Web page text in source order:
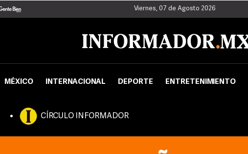
Viernes, 07 de Agosto 2026
MÉXICO INTERNACIONAL DEPORTE ENTRETENIMIENTO
CÍRCULO INFORMADOR